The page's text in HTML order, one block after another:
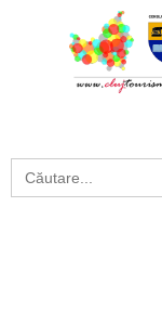
Search
for: